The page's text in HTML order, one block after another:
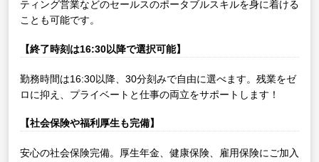
ティング営業などのセールスのポータブルスキルを身に着ける
ことも可能です。
【終了時刻は16:30以降で選択可能】
勤務時間は16:30以降、30分刻みで自由に選べます。残業をゼ
ロに抑え、プライベートと仕事の両立をサポートします！
【社会保険や福利厚生も完備】
安心の社会保険完備。厚生年金、健康保険、雇用保険にご加入